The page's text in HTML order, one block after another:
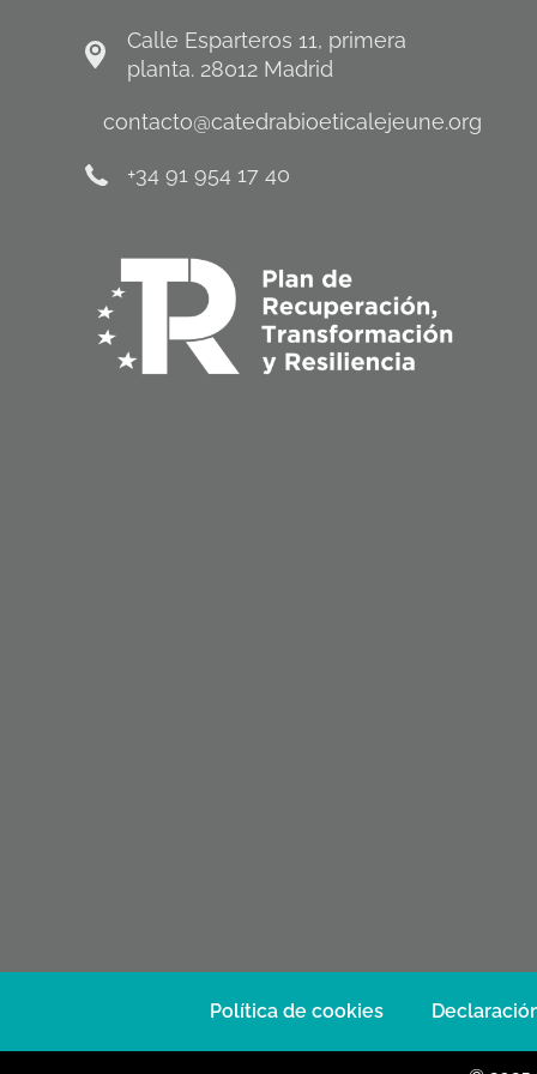
Calle Esparteros 11, primera
planta. 28012 Madrid
contacto@catedrabioeticalejeune.org
+34 91 954 17 40
Política de cookies